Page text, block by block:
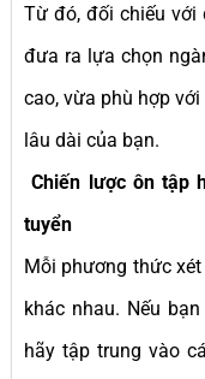
Từ đó, đối chiếu với
đưa ra lựa chọn
cao, vừa phù hợp
lâu dài của bạn.
Chiến lược ôn tập
tuyển
Mỗi phương thức
khác nhau. Nếu
hãy tập trung vào